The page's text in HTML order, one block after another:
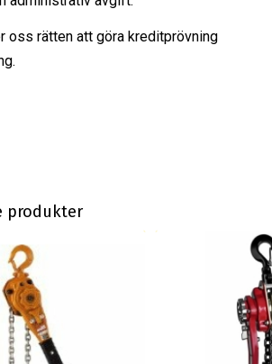
oss rätten att göra kreditprövning
produkter